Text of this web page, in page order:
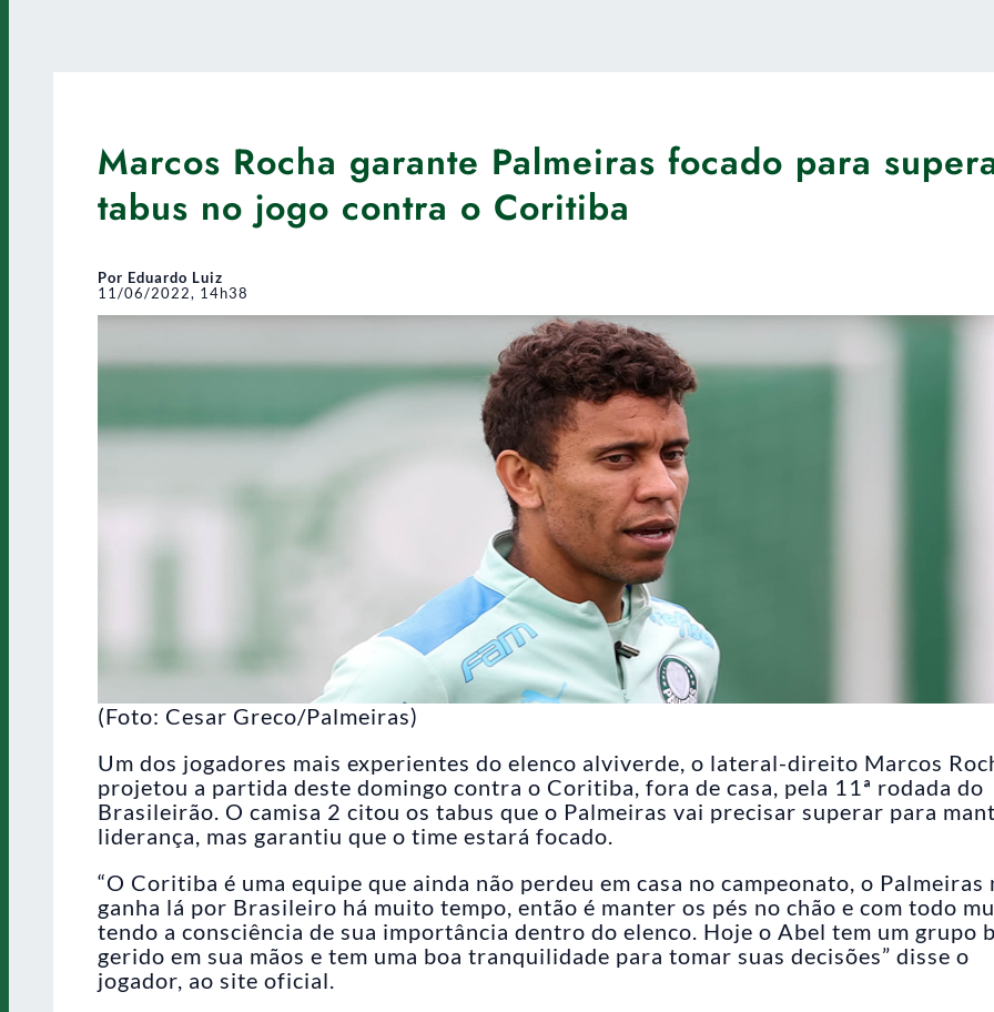
Marcos Rocha garante Palmeiras focado para
tabus no jogo contra o Coritiba
Por Eduardo Luiz
11/06/2022, 14h38
(Foto: Cesar Greco/Palmeiras)
Um dos jogadores mais experientes do elenco alviverde, o lateral-direito Marcos
projetou a partida deste domingo contra o Coritiba, fora de casa, pela 11ª rodada do
Brasileirão. O camisa 2 citou os tabus que o Palmeiras vai precisar superar para
liderança, mas garantiu que o time estará focado.
“O Coritiba é uma equipe que ainda não perdeu em casa no campeonato, o Palmeiras
ganha lá por Brasileiro há muito tempo, então é manter os pés no chão e com todo
tendo a consciência de sua importância dentro do elenco. Hoje o Abel tem um grupo
gerido em sua mãos e tem uma boa tranquilidade para tomar suas decisões” disse o
jogador, ao site oficial.